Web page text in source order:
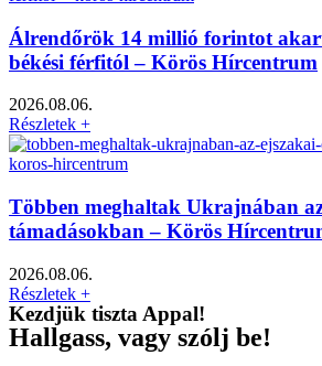
Álrendőrök 14 millió forintot
békési férfitól – Körös Hírcentrum
2026.08.06.
Részletek +
Többen meghaltak Ukrajnában
támadásokban – Körös
2026.08.06.
Részletek +
Kezdjük tiszta Appal!
Hallgass, vagy szólj be!